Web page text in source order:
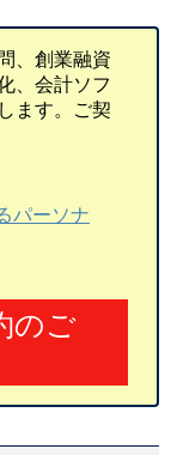
、創業融資
、会計ソフ
ます。ご契
パーソナ
のご